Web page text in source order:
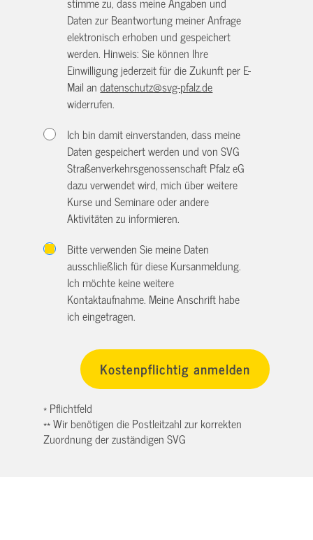
Daten zur Beantwortung meiner Anfrage
elektronisch erhoben und gespeichert
werden. Hinweis: Sie können Ihre
Einwilligung jederzeit für die Zukunft per E-
Mail andatenschutz@svg-pfalz.de
widerrufen.
Ich bin damit einverstanden, dass meine
Daten gespeichert werden und von SVG
Straßenverkehrsgenossenschaft Pfalz eG
dazu verwendet wird, mich über weitere
Kurse und Seminare oder andere
Aktivitäten zu informieren.
Bitte verwenden Sie meine Daten
ausschließlich für diese Kursanmeldung.
Ich möchte keine weitere
Kontaktaufnahme. Meine Anschrift habe
ich eingetragen.
* Pflichtfeld
** Wir benötigen die Postleitzahl zur korrekten
Zuordnung der zuständigen SVG